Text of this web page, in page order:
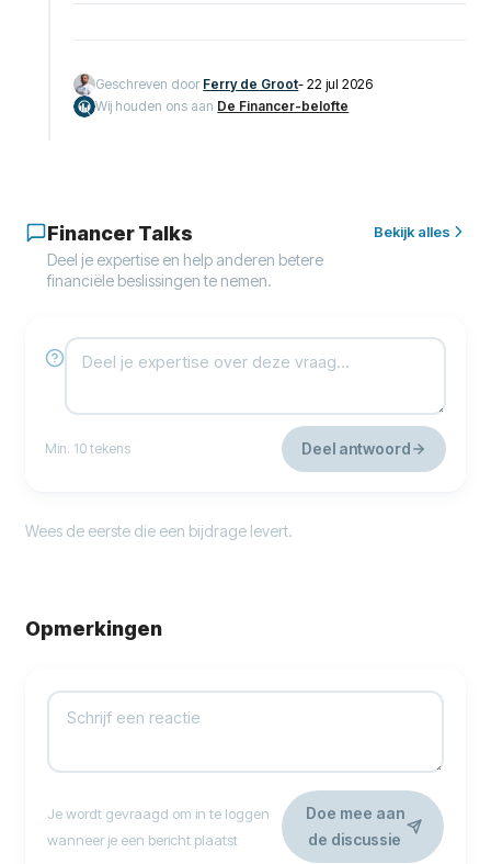
Geschreven door Ferry de Groot-22 jul 2026
Wij houden ons aan De Financer-belofte
Financer Talks
Deel je expertise en help anderen betere
financiële beslissingen te nemen.
Bekijk alles
Min. 10 tekens Deel antwoord
Wees de eerste die een bijdrage levert.
Opmerkingen
Je wordt gevraagd om in te loggen
wanneer je een bericht plaatst
Doe mee aan
de discussie